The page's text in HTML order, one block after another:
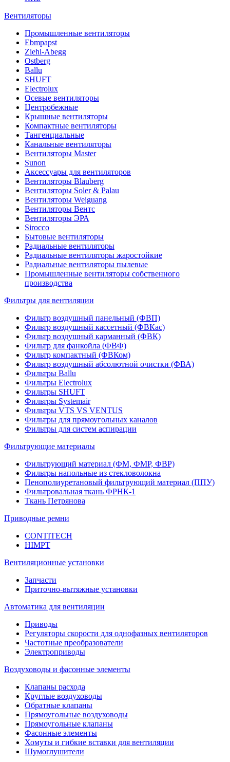
Вентиляторы
Промышленные вентиляторы
Ebmpapst
Ziehl-Abegg
Ostberg
Ballu
SHUFT
Electrolux
Осевые вентиляторы
Центробежные
Крышные вентиляторы
Компактные вентиляторы
Тангенциальные
Канальные вентиляторы
Вентиляторы Master
Sunon
Аксессуары для вентиляторов
Вентиляторы Blauberg
Вентиляторы Soler & Palau
Вентиляторы Weiguang
Вентиляторы Вентс
Вентиляторы ЭРА
Sirocco
Бытовые вентиляторы
Радиальные вентиляторы
Радиальные вентиляторы жаростойкие
Радиальные вентиляторы пылевые
Промышленные вентиляторы собственного
производства
Фильтры для вентиляции
Фильтр воздушный панельный (ФВП)
Фильтр воздушный кассетный (ФВКас)
Фильтр воздушный карманный (ФВК)
Фильтр для фанкойла (ФВФ)
Фильтр компактный (ФВКом)
Фильтр воздушный абсолютной очистки (ФВА)
Фильтры Ballu
Фильтры Electrolux
Фильтры SHUFT
Фильтры Systemair
Фильтры VTS VS VENTUS
Фильтры для прямоугольных каналов
Фильтры для систем аспирации
Фильтрующие материалы
Фильтрующий материал (ФМ, ФМР, ФВР)
Фильтры напольные из стекловолокна
Пенополиуретановый фильтрующий материал (ППУ)
Фильтровальная ткань ФРНК-1
Ткань Петрянова
Приводные ремни
CONTITECH
HIMPT
Вентиляционные установки
Запчасти
Приточно-вытяжные установки
Автоматика для вентиляции
Приводы
Регуляторы скорости для однофазных вентиляторов
Частотные преобразователи
Электроприводы
Воздуховоды и фасонные элементы
Клапаны расхода
Круглые воздуховоды
Обратные клапаны
Прямоугольные воздуховоды
Прямоугольные клапаны
Фасонные элементы
Хомуты и гибкие вставки для вентиляции
Шумоглушители